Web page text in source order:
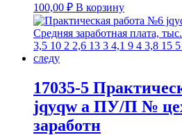
100,00 ₽ В корзину
17035-5
jqyqw а ПУ/П №
заработн